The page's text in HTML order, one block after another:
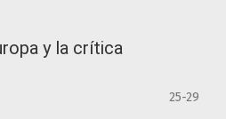
y la crítica
25-29